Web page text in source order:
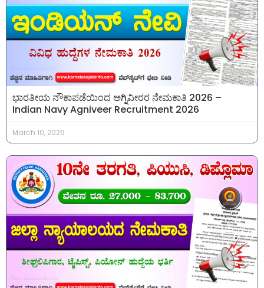
ಭಾರತೀಯ ನೌಕಾಪಡೆಯಿಂದ ಅಗ್ನಿವೀರರ ನೇಮಕಾತಿ 2026 –
Indian Navy Agniveer Recruitment 2026
March 10, 2026